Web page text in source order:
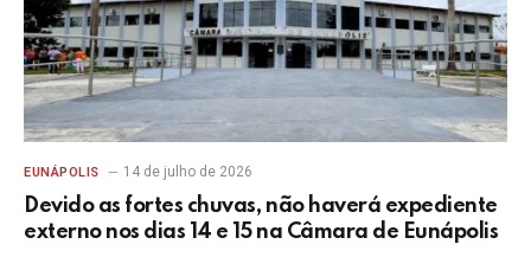
EUNÁPOLIS 14 de julho de 2026
Devido as fortes chuvas, não haverá expediente
externo nos dias 14 e 15 na Câmara de Eunápolis